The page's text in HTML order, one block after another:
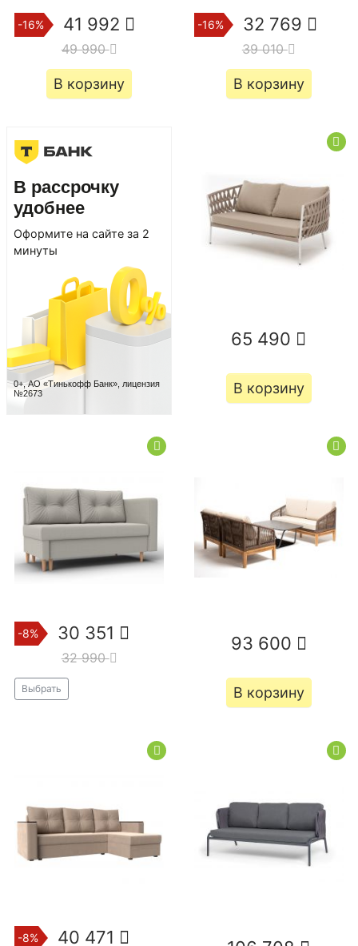
-16% 41 992
49 990
В корзину
-16% 32 769
39 010
В корзину
В рассрочку
удобнее
Оформите на сайте за 2
минуты
0+, АО «Тинькофф Банк», лицензия
№2673
65 490
В корзину
-8% 30 351
32 990
Выбрать
93 600
В корзину
-8% 40 471